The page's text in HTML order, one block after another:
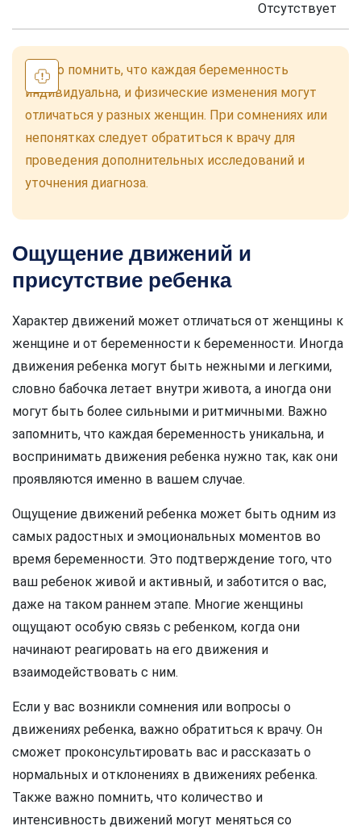
Отсутствует
Важно помнить, что каждая беременность
индивидуальна, и физические изменения могут
отличаться у разных женщин. При сомнениях или
непонятках следует обратиться к врачу для
проведения дополнительных исследований и
уточнения диагноза.
Ощущение движений и
присутствие ребенка
Характер движений может отличаться от женщины к
женщине и от беременности к беременности. Иногда
движения ребенка могут быть нежными и легкими,
словно бабочка летает внутри живота, а иногда они
могут быть более сильными и ритмичными. Важно
запомнить, что каждая беременность уникальна, и
воспринимать движения ребенка нужно так, как они
проявляются именно в вашем случае.
Ощущение движений ребенка может быть одним из
самых радостных и эмоциональных моментов во
время беременности. Это подтверждение того, что
ваш ребенок живой и активный, и заботится о вас,
даже на таком раннем этапе. Многие женщины
ощущают особую связь с ребенком, когда они
начинают реагировать на его движения и
взаимодействовать с ним.
Если у вас возникли сомнения или вопросы о
движениях ребенка, важно обратиться к врачу. Он
сможет проконсультировать вас и рассказать о
нормальных и отклонениях в движениях ребенка.
Также важно помнить, что количество и
интенсивность движений могут меняться со